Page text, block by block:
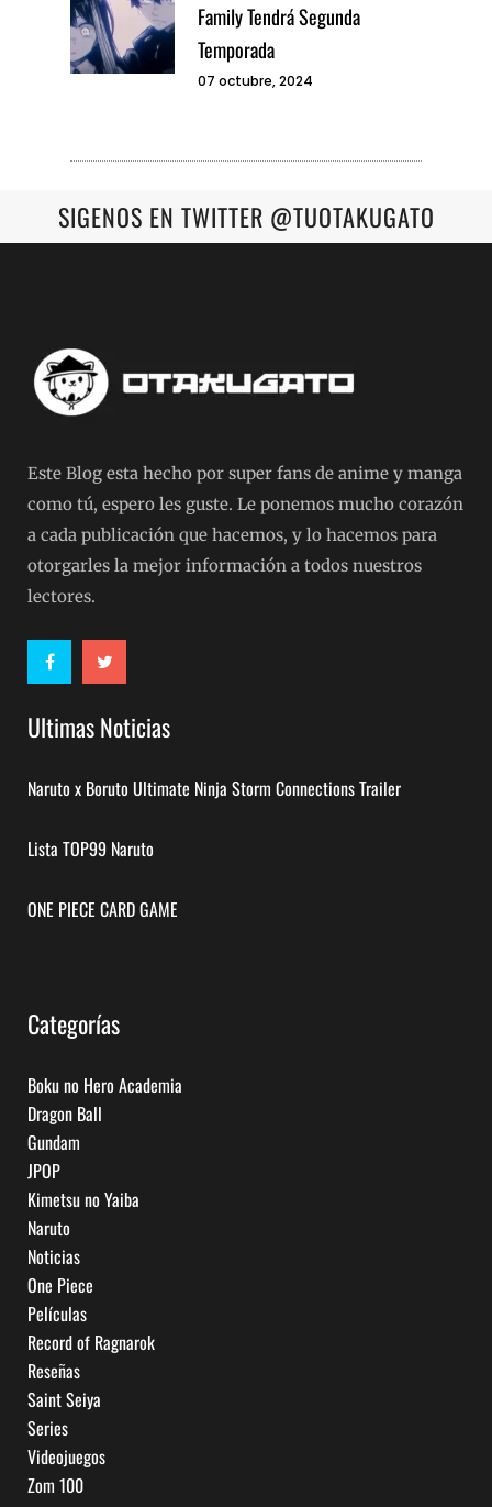
Family Tendrá Segunda
Temporada
07 octubre, 2024
SIGENOS EN TWITTER @TUOTAKUGATO
Este Blog esta hecho por super fans de anime y manga
como tú, espero les guste. Le ponemos mucho corazón
a cada publicación que hacemos, y lo hacemos para
otorgarles la mejor información a todos nuestros
lectores.
Ultimas Noticias
Naruto x Boruto Ultimate Ninja Storm Connections Trailer
Lista TOP99 Naruto
ONE PIECE CARD GAME
Categorías
Boku no Hero Academia
Dragon Ball
Gundam
JPOP
Kimetsu no Yaiba
Naruto
Noticias
One Piece
Películas
Record of Ragnarok
Reseñas
Saint Seiya
Series
Videojuegos
Zom 100